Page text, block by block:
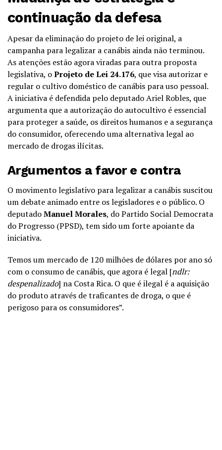
continuação da defesa
Apesar da eliminação do projeto de lei original, a
campanha para legalizar a canábis ainda não terminou.
As atenções estão agora viradas para outra proposta
legislativa, oProjeto de Lei 24.176, que visa autorizar e
regular o cultivo doméstico de canábis para uso pessoal.
A iniciativa é defendida pelo deputado Ariel Robles, que
argumenta que a autorização do autocultivo é essencial
para proteger a saúde, os direitos humanos e a segurança
do consumidor, oferecendo uma alternativa legal ao
mercado de drogas ilícitas.
Argumentos a favor e contra
O movimento legislativo para legalizar a canábis suscitou
um debate animado entre os legisladores e o público. O
deputadoManuel Morales, do Partido Social Democrata
do Progresso (PPSD), tem sido um forte apoiante da
iniciativa.
Temos um mercado de 120 milhões de dólares por ano só
com o consumo de canábis, que agora é legal [ndlr:
despenalizado] na Costa Rica. O que é ilegal é a aquisição
do produto através de traficantes de droga, o que é
perigoso para os consumidores”.